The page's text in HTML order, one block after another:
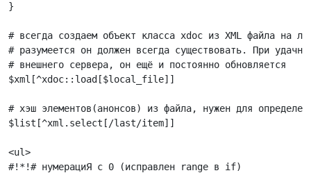
}
# всегда создаем объект класса xdoc из XML файла на
# разумеется он должен всегда существовать. При
# внешнего сервера, он ещё и постоянно обновляется
$xml[^xdoc::load[$local_file]]
# хэш элементов(анонсов) из файла, нужен для
$list[^xml.select[/last/item]]
<ul>
#!*!# нумерациЯ с 0 (исправлен range в if)